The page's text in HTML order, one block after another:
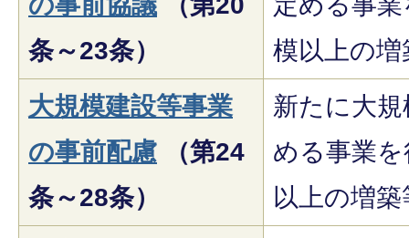
条～23条）
模以上の
大規模建設等事業
の事前配慮 （第24
条～28条）
新たに大
める事業
以上の増